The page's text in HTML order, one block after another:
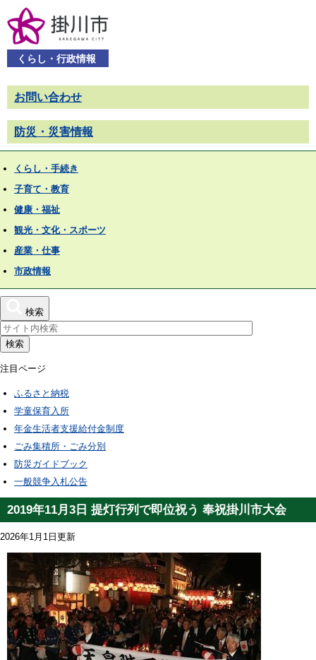
くらし・行政情報
お問い合わせ
防災・災害情報
くらし・手続き
子育て・教育
健康・福祉
観光・文化・スポーツ
産業・仕事
市政情報
検索
検索
注目ページ
ふるさと納税
学童保育入所
年金生活者支援給付金制度
ごみ集積所・ごみ分別
防災ガイドブック
一般競争入札公告
2019年11月3日 提灯行列で即位祝う 奉祝掛川市大会
2026年1月1日更新